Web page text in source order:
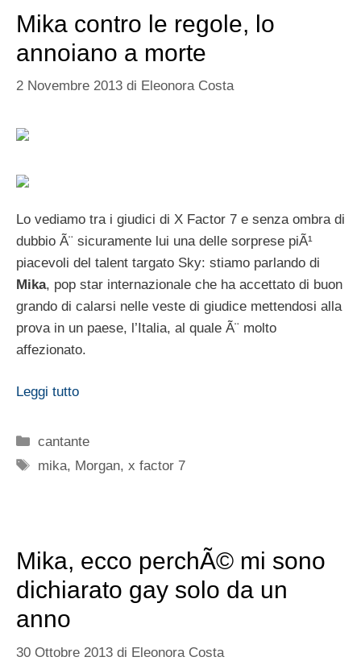
Mika contro le regole, lo
annoiano a morte
2 Novembre 2013 di Eleonora Costa
Lo vediamo tra i giudici di X Factor 7 e senza ombra di
dubbio Ã¨ sicuramente lui una delle sorprese piÃ¹
piacevoli del talent targato Sky: stiamo parlando di
Mika, pop star internazionale che ha accettato di buon
grando di calarsi nelle veste di giudice mettendosi alla
prova in un paese, l’Italia, al quale Ã¨ molto
affezionato.
Leggi tutto
Categorie
cantante
Tag
mika, Morgan,x factor 7
Mika, ecco perchÃ© mi sono
dichiarato gay solo da un
anno
30 Ottobre 2013 di Eleonora Costa